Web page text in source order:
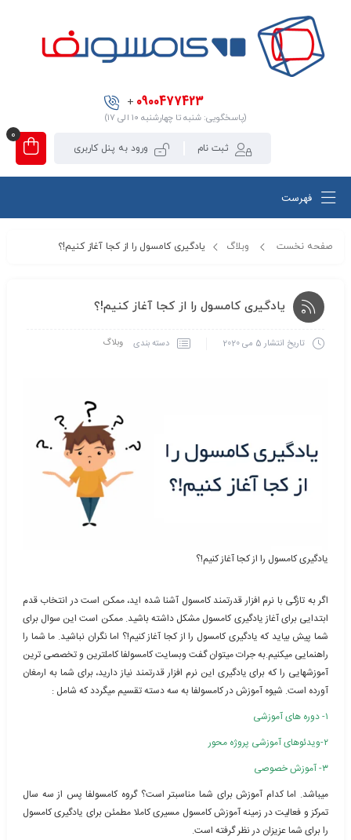
0900477423
+
(پاسخگویی: شنبه تا چهارشنبه ۱۰ الی ۱۷)
ثبت نام ورود به پنل کاربری
0
فهرست
صفحه نخست وبلاگ یادگیری کامسول را از کجا آغاز کنیم!؟
یادگیری کامسول را از کجا آغاز کنیم!؟
تاریخ انتشار5 می 2020 دسته بندی وبلاگ
یادگیری کامسول را از کجا آغاز کنیم!؟
اگر به تازگی با نرم افزار قدرتمند کامسول آشنا شده اید، ممکن است در انتخاب قدم
ابتدایی برای آغاز یادگیری کامسول مشکل داشته باشید. ممکن است این سوال برای
شما پیش بیاید که یادگیری کامسول را از کجا آغاز کنیم!؟ اما نگران نباشید. ما شما را
راهنمایی میکنیم.به جرات میتوان گفت وبسایت کامسولفا کاملترین و تخصصی ترین
آموزشهایی را که برای یادگیری این نرم افزار قدرتمند نیاز دارید، برای شما به ارمغان
آورده است. شیوه آموزش در کامسولفا به سه دسته تقسیم میگردد که شامل :
۱- دوره های آموزشی
۲-ویدئوهای آموزشی پروژه محور
۳- آموزش خصوصی
میباشد. اما کدام آموزش برای شما مناسبتر است؟ گروه کامسولفا پس از سه سال
تمرکز و فعالیت در زمینه آموزش کامسول مسیری کاملا مطمئن برای یادگیری کامسول
را برای شما عزیزان در نظر گرفته است.